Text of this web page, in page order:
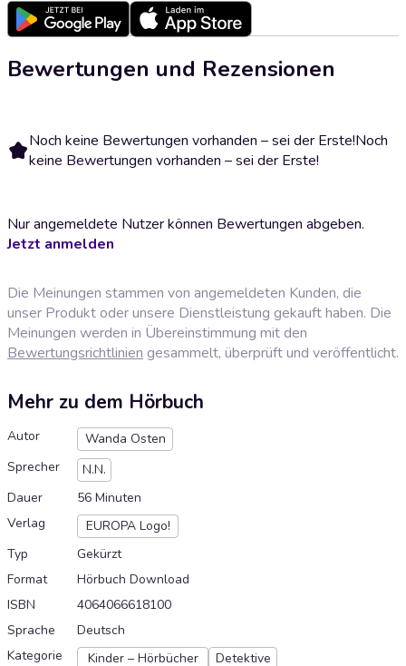
Bewertungen und Rezensionen
Noch keine Bewertungen vorhanden – sei der Erste!Noch
keine Bewertungen vorhanden – sei der Erste!
Nur angemeldete Nutzer können Bewertungen abgeben.
Jetzt anmelden
Die Meinungen stammen von angemeldeten Kunden, die
unser Produkt oder unsere Dienstleistung gekauft haben. Die
Meinungen werden in Übereinstimmung mit den
Bewertungsrichtlinien gesammelt, überprüft und veröffentlicht.
Mehr zu dem Hörbuch
Autor
Wanda Osten
Sprecher
N.N.
Dauer
56 Minuten
Verlag
EUROPA Logo!
Typ
Gekürzt
Format
Hörbuch Download
ISBN
4064066618100
Sprache
Deutsch
Kategorie
Kinder – Hörbücher Detektive